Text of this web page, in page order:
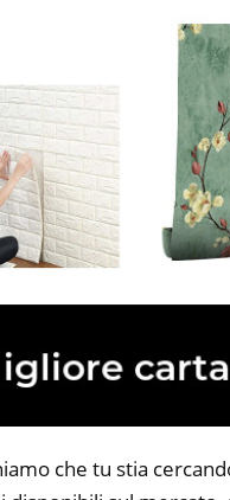
che tu stia